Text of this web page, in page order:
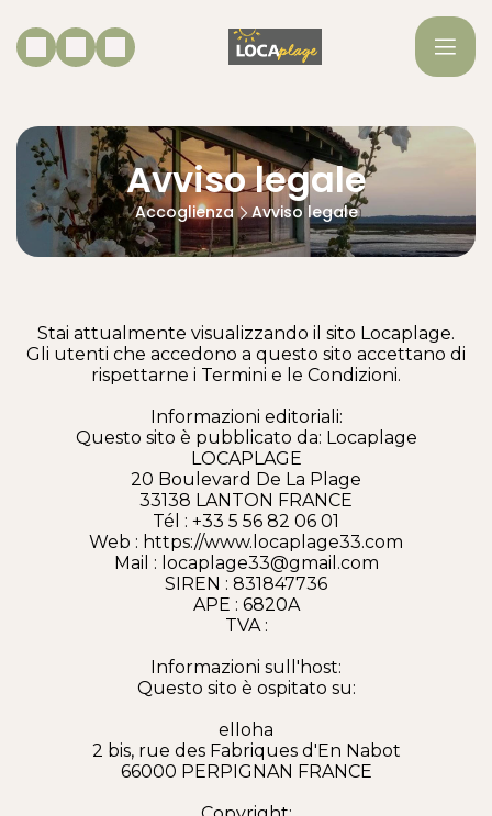
Avviso legale
Accoglienza Avviso legale
Stai attualmente visualizzando il sito Locaplage.
Gli utenti che accedono a questo sito accettano di
rispettarne i Termini e le Condizioni.
Informazioni editoriali:
Questo sito è pubblicato da: Locaplage
LOCAPLAGE
20 Boulevard De La Plage
33138 LANTON FRANCE
Tél : +33 5 56 82 06 01
Web : https://www.locaplage33.com
Mail : locaplage33@gmail.com
SIREN : 831847736
APE : 6820A
TVA :
Informazioni sull'host:
Questo sito è ospitato su:
elloha
2 bis, rue des Fabriques d'En Nabot
66000 PERPIGNAN FRANCE